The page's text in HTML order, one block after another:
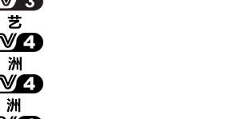
频
比划
竞猜
奥林匹克频道